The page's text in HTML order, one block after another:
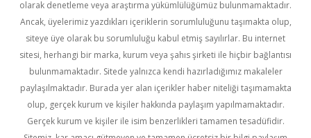
olarak denetleme veya araştırma yükümlülüğümüz bulunmamaktadır.
Ancak, üyelerimiz yazdıkları içeriklerin sorumluluğunu taşımakta olup,
siteye üye olarak bu sorumluluğu kabul etmiş sayılırlar. Bu internet
sitesi, herhangi bir marka, kurum veya şahıs şirketi ile hiçbir bağlantısı
bulunmamaktadır. Sitede yalnızca kendi hazırladığımız makaleler
paylaşılmaktadır. Burada yer alan içerikler haber niteliği taşımamakta
olup, gerçek kurum ve kişiler hakkında paylaşım yapılmamaktadır.
Gerçek kurum ve kişiler ile isim benzerlikleri tamamen tesadüfidir.